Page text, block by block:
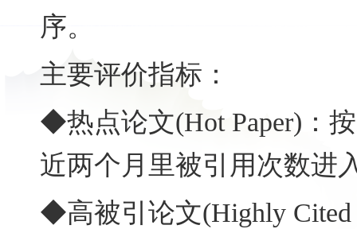
序。
主要评价指标：
◆热点论文(Hot Paper)：
近两个月里被引用次数进
◆高被引论文(Highly Cited